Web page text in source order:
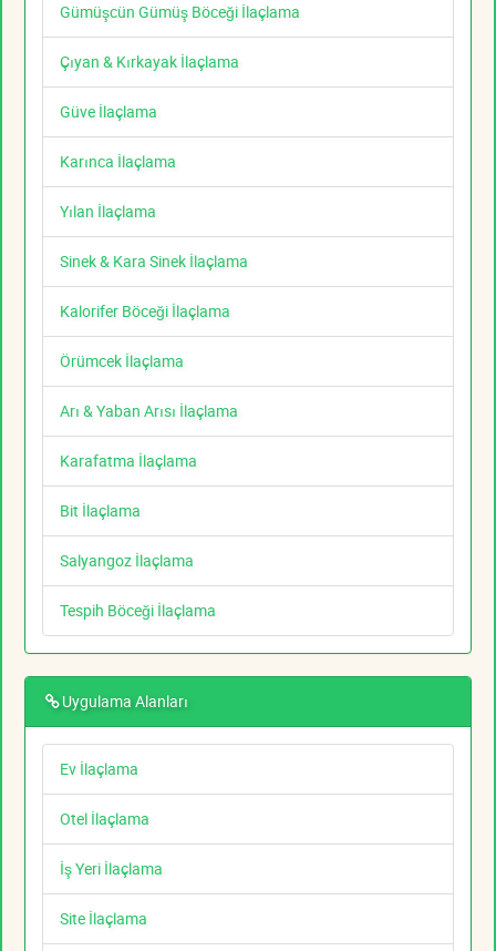
Gümüşcün Gümüş Böceği İlaçlama
Çıyan & Kırkayak İlaçlama
Güve İlaçlama
Karınca İlaçlama
Yılan İlaçlama
Sinek & Kara Sinek İlaçlama
Kalorifer Böceği İlaçlama
Örümcek İlaçlama
Arı & Yaban Arısı İlaçlama
Karafatma İlaçlama
Bit İlaçlama
Salyangoz İlaçlama
Tespih Böceği İlaçlama
Uygulama Alanları
Ev İlaçlama
Otel İlaçlama
İş Yeri İlaçlama
Site İlaçlama